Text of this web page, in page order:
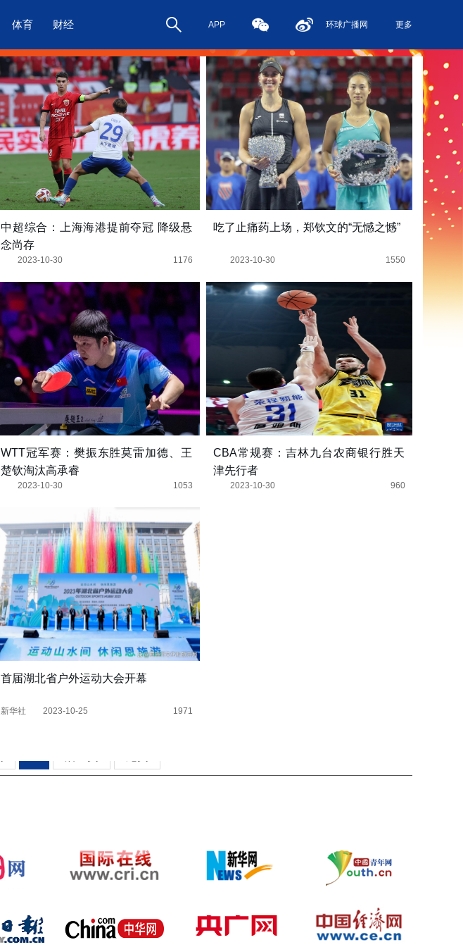
体育 财经 APP 环球广播网 更多
中超综合：上海海港提前夺冠 降级悬
念尚存
2023-10-30 1176
吃了止痛药上场，郑钦文的“无憾之憾”
2023-10-30 1550
WTT冠军赛：樊振东胜莫雷加德、王
楚钦淘汰高承睿
2023-10-30 1053
CBA常规赛：吉林九台农商银行胜天
津先行者
2023-10-30 960
首届湖北省户外运动大会开幕
新华社 2023-10-25 1971